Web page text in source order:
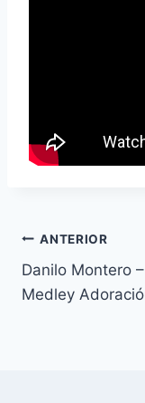
de
ANTERIOR
Danilo Montero –
Medley